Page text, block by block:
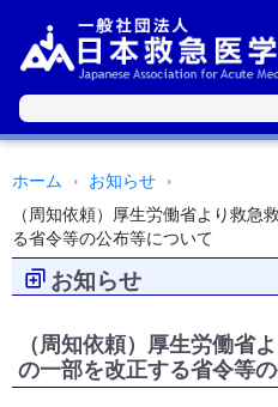
ホーム
お知らせ
（周知依頼）厚生労働省より救
る省令等の公布等について
お知らせ
（周知依頼）厚生労働省
の一部を改正する省令等